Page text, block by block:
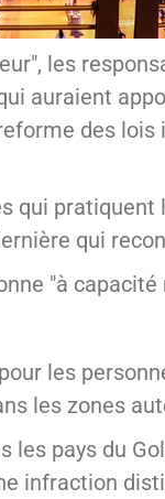
les
auraient
des
qui
qui
"à
les
les zones
les pays du
infraction